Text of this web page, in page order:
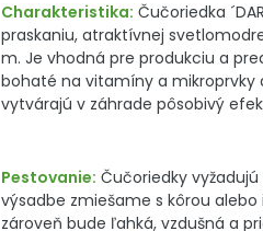
Charakteristika: Čučoriedka
praskaniu, atraktívnej
m. Je vhodná pre produkciu a
bohaté na vitamíny a mikroprvky
vytvárajú v záhrade pôsobivý
Pestovanie: Čučoriedky
výsadbe zmiešame s kôrou
zároveň bude ľahká, vzdušná a